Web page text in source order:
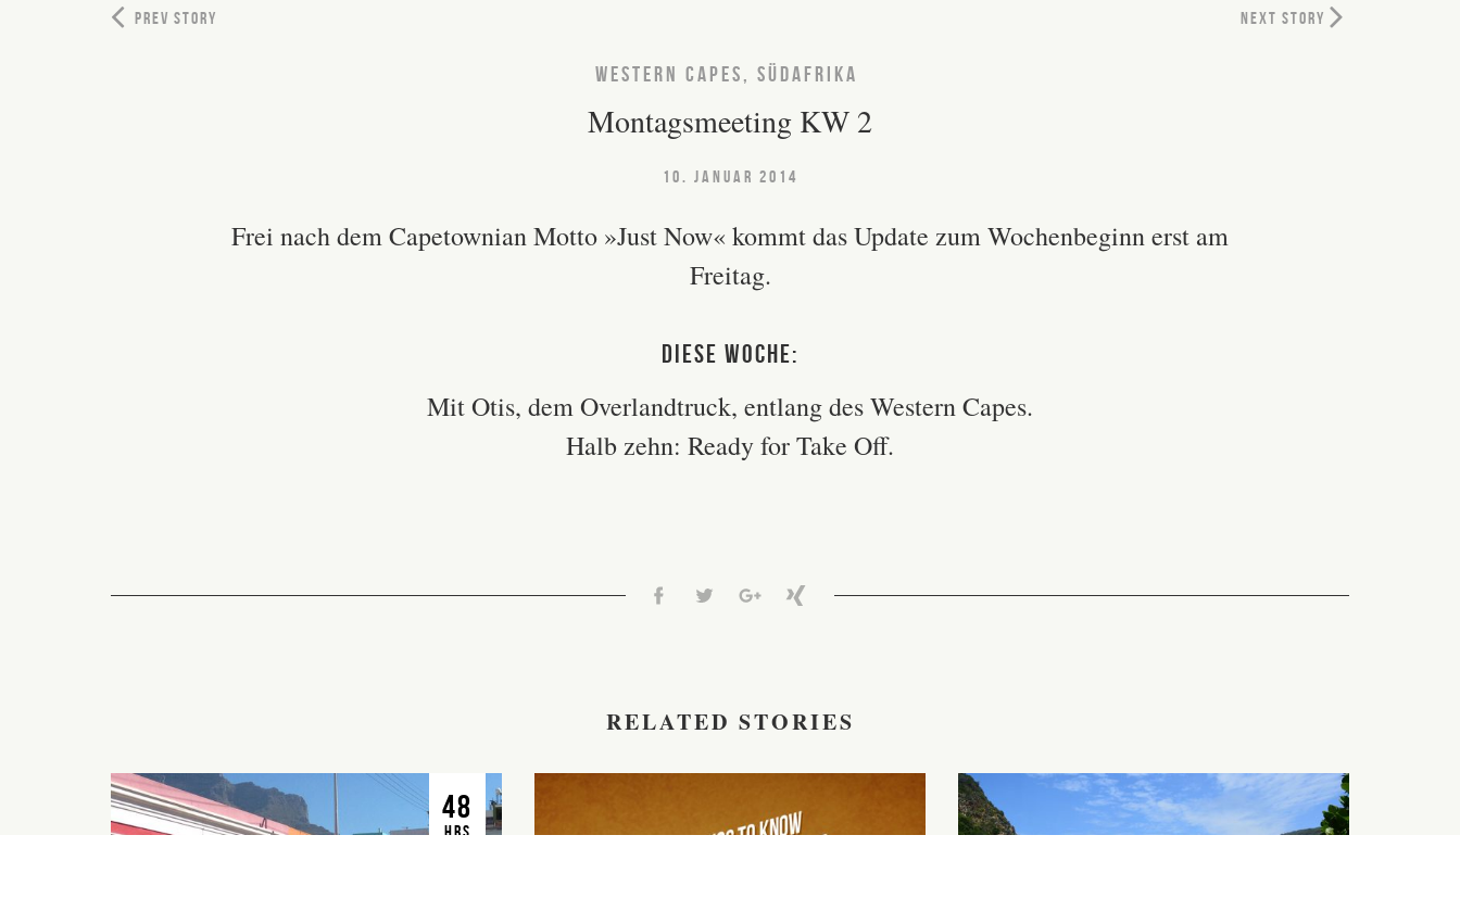
PREV STORY NEXT STORY
WESTERN CAPES, SÜDAFRIKA
Montagsmeeting KW 2
10. JANUAR 2014
Frei nach dem Capetownian Motto »Just Now« kommt das Update zum Wochenbeginn erst am
Freitag.
Diese Woche:
Mit Otis, dem Overlandtruck, entlang des Western Capes.
Halb zehn: Ready for Take Off.
RELATED STORIES
48
HRS